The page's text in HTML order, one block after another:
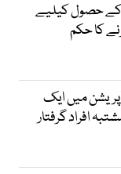
کے حصول کیلیے
کا حکم
میں ایک
افراد گرفتار